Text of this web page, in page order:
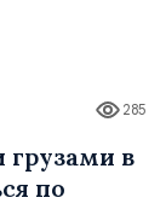
285
в
по